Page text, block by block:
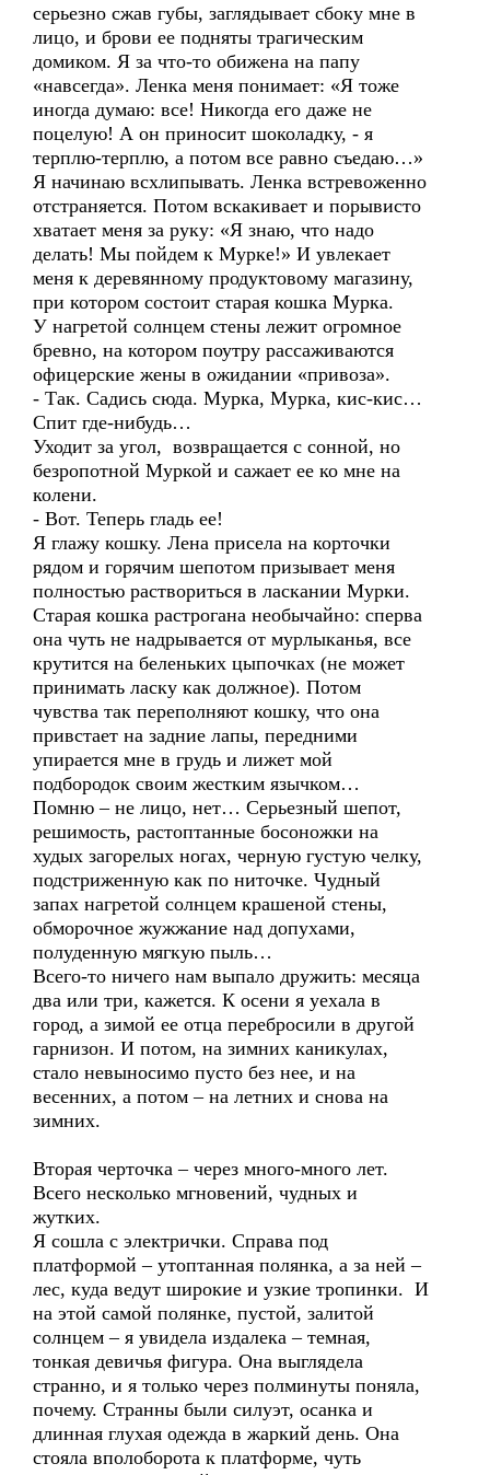
серьезно сжав губы, заглядывает сбоку мне в
лицо, и брови ее подняты трагическим
домиком. Я за что-то обижена на папу
«навсегда». Ленка меня понимает: «Я тоже
иногда думаю: все! Никогда его даже не
поцелую! А он приносит шоколадку, - я
терплю-терплю, а потом все равно съедаю…»
Я начинаю всхлипывать. Ленка встревоженно
отстраняется. Потом вскакивает и порывисто
хватает меня за руку: «Я знаю, что надо
делать! Мы пойдем к Мурке!» И увлекает
меня к деревянному продуктовому магазину,
при котором состоит старая кошка Мурка.
У нагретой солнцем стены лежит огромное
бревно, на котором поутру рассаживаются
офицерские жены в ожидании «привоза».
- Так. Садись сюда. Мурка, Мурка, кис-кис…
Спит где-нибудь…
Уходит за угол, возвращается с сонной, но
безропотной Муркой и сажает ее ко мне на
колени.
- Вот. Теперь гладь ее!
Я глажу кошку. Лена присела на корточки
рядом и горячим шепотом призывает меня
полностью раствориться в ласкании Мурки.
Старая кошка растрогана необычайно: сперва
она чуть не надрывается от мурлыканья, все
крутится на беленьких цыпочках (не может
принимать ласку как должное). Потом
чувства так переполняют кошку, что она
привстает на задние лапы, передними
упирается мне в грудь и лижет мой
подбородок своим жестким язычком…
Помню – не лицо, нет… Серьезный шепот,
решимость, растоптанные босоножки на
худых загорелых ногах, черную густую челку,
подстриженную как по ниточке. Чудный
запах нагретой солнцем крашеной стены,
обморочное жужжание над допухами,
полуденную мягкую пыль…
Всего-то ничего нам выпало дружить: месяца
два или три, кажется. К осени я уехала в
город, а зимой ее отца перебросили в другой
гарнизон. И потом, на зимних каникулах,
стало невыносимо пусто без нее, и на
весенних, а потом – на летних и снова на
зимних.
Вторая черточка – через много-много лет.
Всего несколько мгновений, чудных и
жутких.
Я сошла с электрички. Справа под
платформой – утоптанная полянка, а за ней –
лес, куда ведут широкие и узкие тропинки. И
на этой самой полянке, пустой, залитой
солнцем – я увидела издалека – темная,
тонкая девичья фигура. Она выглядела
странно, и я только через полминуты поняла,
почему. Странны были силуэт, осанка и
длинная глухая одежда в жаркий день. Она
стояла вполоборота к платформе, чуть